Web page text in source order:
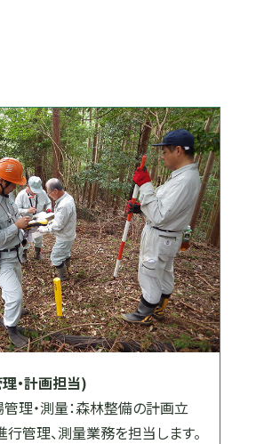
・計画担当)
理・測量：森林整備の計画立
管理、測量業務を担当します。